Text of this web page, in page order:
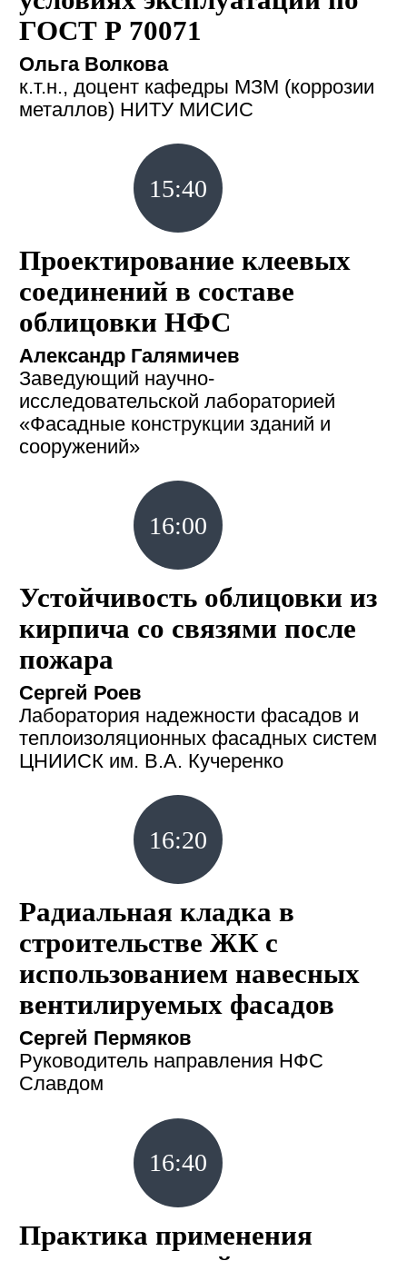
ГОСТ Р 70071
Ольга Волкова
к.т.н., доцент кафедры МЗМ (коррозии
металлов) НИТУ МИСИС
15:40
Проектирование клеевых
соединений в составе
облицовки НФС
Александр Галямичев
Заведующий научно-
исследовательской лабораторией
«Фасадные конструкции зданий и
сооружений»
16:00
Устойчивость облицовки из
кирпича со связями после
пожара
Сергей Роев
Лаборатория надежности фасадов и
теплоизоляционных фасадных систем
ЦНИИСК им. В.А. Кучеренко
16:20
Радиальная кладка в
строительстве ЖК с
использованием навесных
вентилируемых фасадов
Сергей Пермяков
Руководитель направления НФС
Славдом
16:40
Практика применения